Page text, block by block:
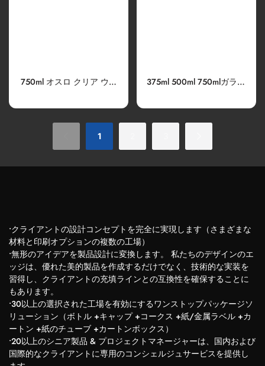
750ml オスロ クリア ウイ
375ml 500ml 750mlガラス
ップ付き
1
•クライアントの設計コンセプトを完全に実現します（さまざまな
材料と印刷オプションの複数の工場）
•無形のアイデアを製品設計に変換します。 私たちのデザインのエ
ッジは、優れた美的製品を作成するだけでなく、技術的な実装を
習得し、クライアントの充填ラインとの互換性を確保することに
もあります。
•30以上の選択された工場を有効にするワンストップパッケージソ
リューション（ボトル +キャップ +コークス +紙/金属ラベル +カ
ートン +紙のチューブ +カートンボックス）
•20以上のシニア製品 & プロジェクトマネージャーは、国内および
国際的なクライアントに専用のコンシェルジュサービスを提供し